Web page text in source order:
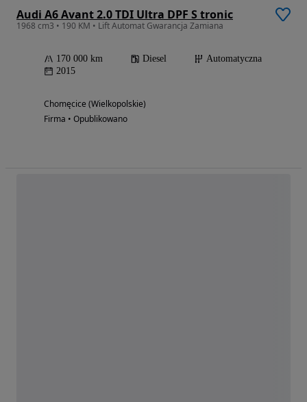
Audi A6 Avant 2.0 TDI Ultra DPF S tronic
1968 cm3 • 190 KM • Lift Automat Gwarancja Zamiana
170 000 km Diesel
Automatyczna
2015
Chomęcice (Wielkopolskie)
Firma • Opublikowano